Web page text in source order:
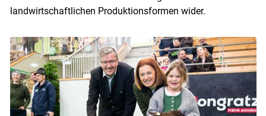
landwirtschaftlichen Produktionsformen wider.